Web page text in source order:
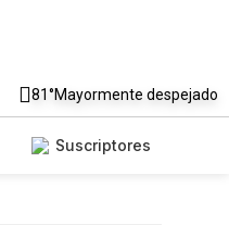
81°Mayormente despejado
Suscriptores